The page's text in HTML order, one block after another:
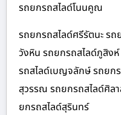
รถยกรถสไลด์โนนคูณ
รถยกรถสไลด์ศรีรัตนะ ร
วังหิน รถยกรถสไลด์ภูสิง
รถสไลด์เบญจลักษ์ รถยก
สุวรรณ รถยกรถสไลด์ศิล
ยกรถสไลด์สุรินทร์